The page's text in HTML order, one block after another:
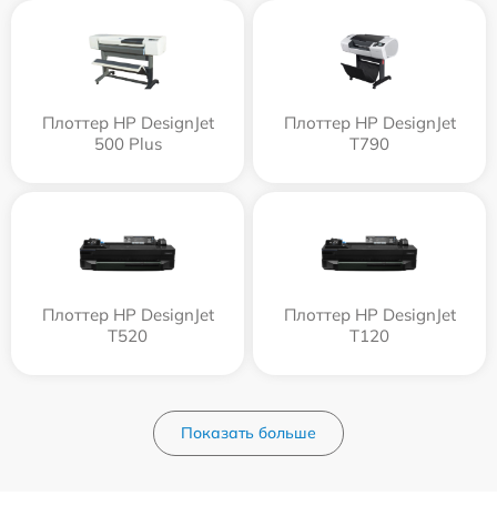
Плоттер HP DesignJet
500 Plus
Плоттер HP DesignJet
T790
Плоттер HP DesignJet
T520
Плоттер HP DesignJet
T120
Показать больше